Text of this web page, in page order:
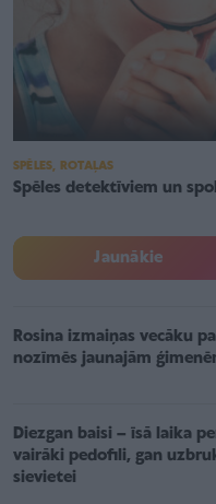
SPĒLES, ROTAĻAS
Spēles detektīviem un
Jaunākie
Rosina izmaiņas vecāku
nozīmēs jaunajām
Diezgan baisi – īsā laika
vairāki pedofili, gan
sievietei